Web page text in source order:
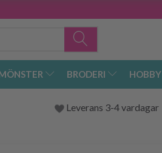
BRODERI HOBBY
Leverans 3-4 vardagar